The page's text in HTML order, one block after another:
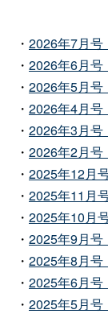
・ 2026年7月号
・ 2026年6月号
・ 2026年5月号
・ 2026年4月号
・ 2026年3月号
・ 2026年2月号
・ 2025年12月
・ 2025年11月
・ 2025年10月
・ 2025年9月号
・ 2025年8月号
・ 2025年6月号
・ 2025年5月号